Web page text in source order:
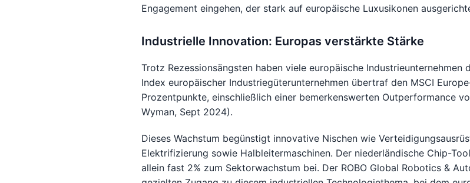
Engagement eingehen, der stark auf europäische Luxusikonen
Industrielle Innovation: Europas verstärkte Stärke
Trotz Rezessionsängsten haben viele europäische
Index europäischer Industriegüterunternehmen übertraf den MSCI
Prozentpunkte, einschließlich einer bemerkenswerten Outperformance
Wyman, Sept 2024).
Dieses Wachstum begünstigt innovative Nischen wie
Elektrifizierung sowie Halbleitermaschinen. Der niederländische Chip-
allein fast 2% zum Sektorwachstum bei. Der ROBO Global Robotics &